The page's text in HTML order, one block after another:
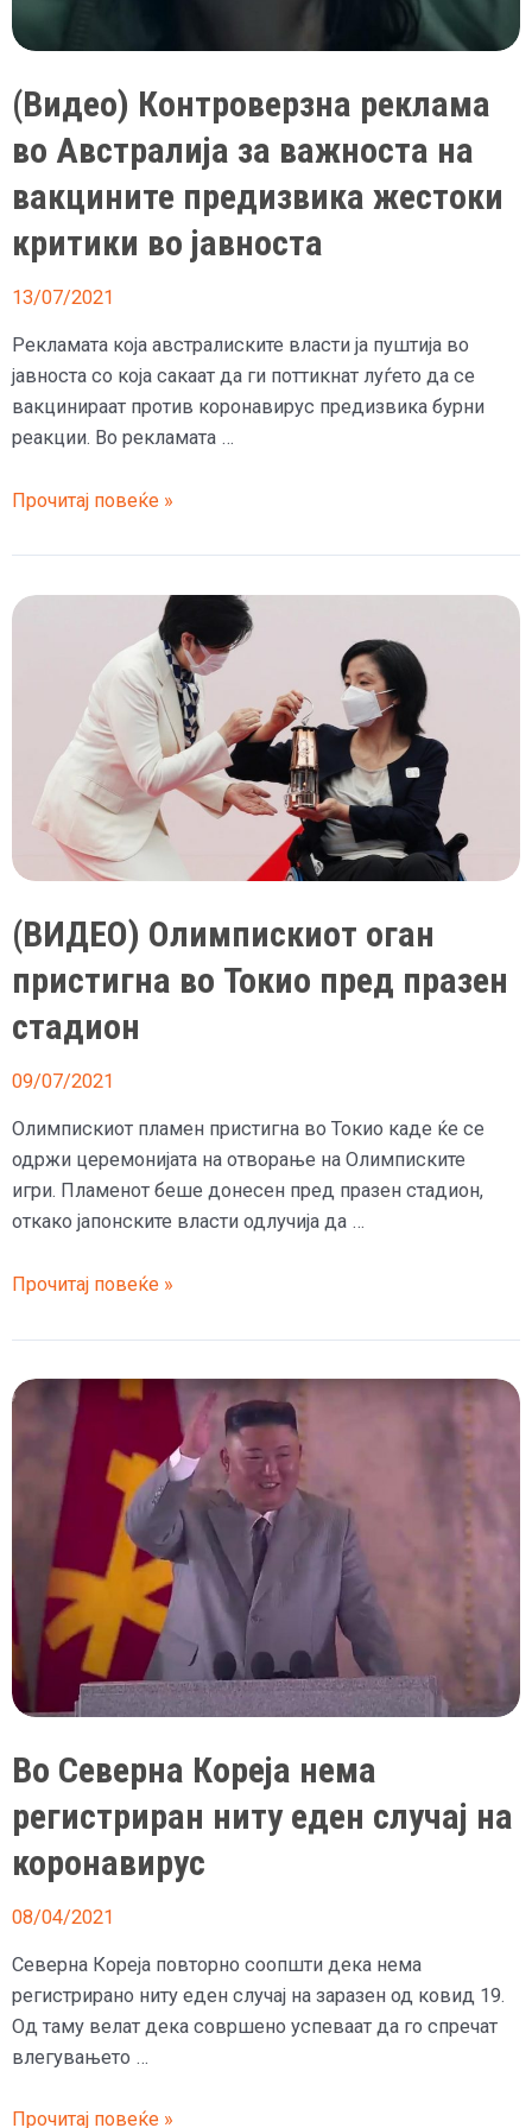
да
ги
луѓето
да
вакцинираат
(Видео) Контроверзна реклама
во Австралија за важноста на
вакцините предизвика жестоки
критики во јавноста
13/07/2021
Рекламата која австралиските власти ја пуштија во
јавноста со која сакаат да ги поттикнат луѓето да се
вакцинираат против коронавирус предизвика бурни
реакции. Во рекламата …
(Видео)
реклама
во
Австралија
важноста
вакцините
предизвика
жестоки
критики
во
Прочитај повеќе »
(ВИДЕО) Олимпискиот оган
пристигна во Токио пред празен
стадион
09/07/2021
Oлимпискиот пламен пристигна во Токио каде ќе се
одржи церемонијата на отворање на Олимписките
игри. Пламенот беше донесен пред празен стадион,
откако јапонските власти одлучија да …
(ВИДЕО)
оган
пристигна
во
Токио
празен
стадион
Прочитај повеќе »
Во Северна Кореја нема
регистриран ниту еден случај на
коронавирус
08/04/2021
Северна Кореја повторно соопшти дека нема
регистрирано ниту еден случај на заразен од ковид 19.
Од таму велат дека совршено успеваат да го спречат
влегувањето …
Во
Прочитај повеќе »